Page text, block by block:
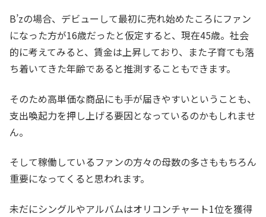
B’zの場合、デビューして最初に売れ始めたころにファン
になった方が16歳だったと仮定すると、現在45歳。社会
的に考えてみると、賃金は上昇しており、また子育ても落
ち着いてきた年齢であると推測することもできます。
そのため高単価な商品にも手が届きやすいということも、
支出喚起力を押し上げる要因となっているのかもしれませ
ん。
そして稼働しているファンの方々の母数の多さももちろん
重要になってくると思われます。
未だにシングルやアルバムはオリコンチャート1位を獲得